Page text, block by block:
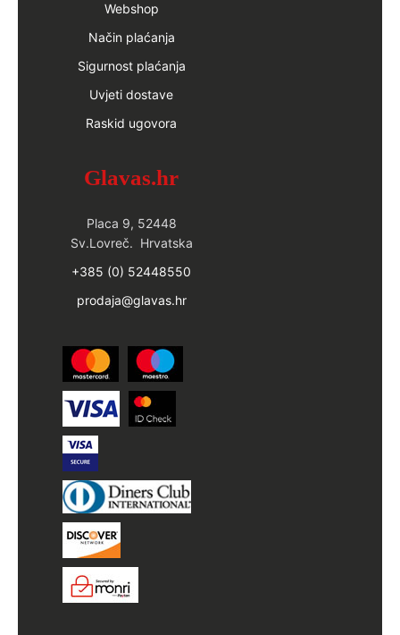
Webshop
Način plaćanja
Sigurnost plaćanja
Uvjeti dostave
Raskid ugovora
Glavas.hr
Placa 9, 52448
Sv.Lovreč. Hrvatska
+385 (0) 52448550
prodaja@glavas.hr